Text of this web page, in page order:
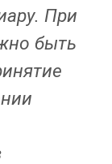
При
быть